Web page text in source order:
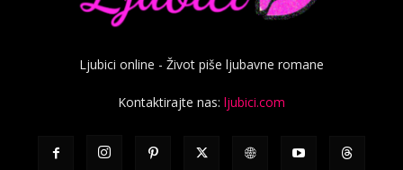
Ljubici online - Život piše ljubavne romane
Kontaktirajte nas: ljubici.com